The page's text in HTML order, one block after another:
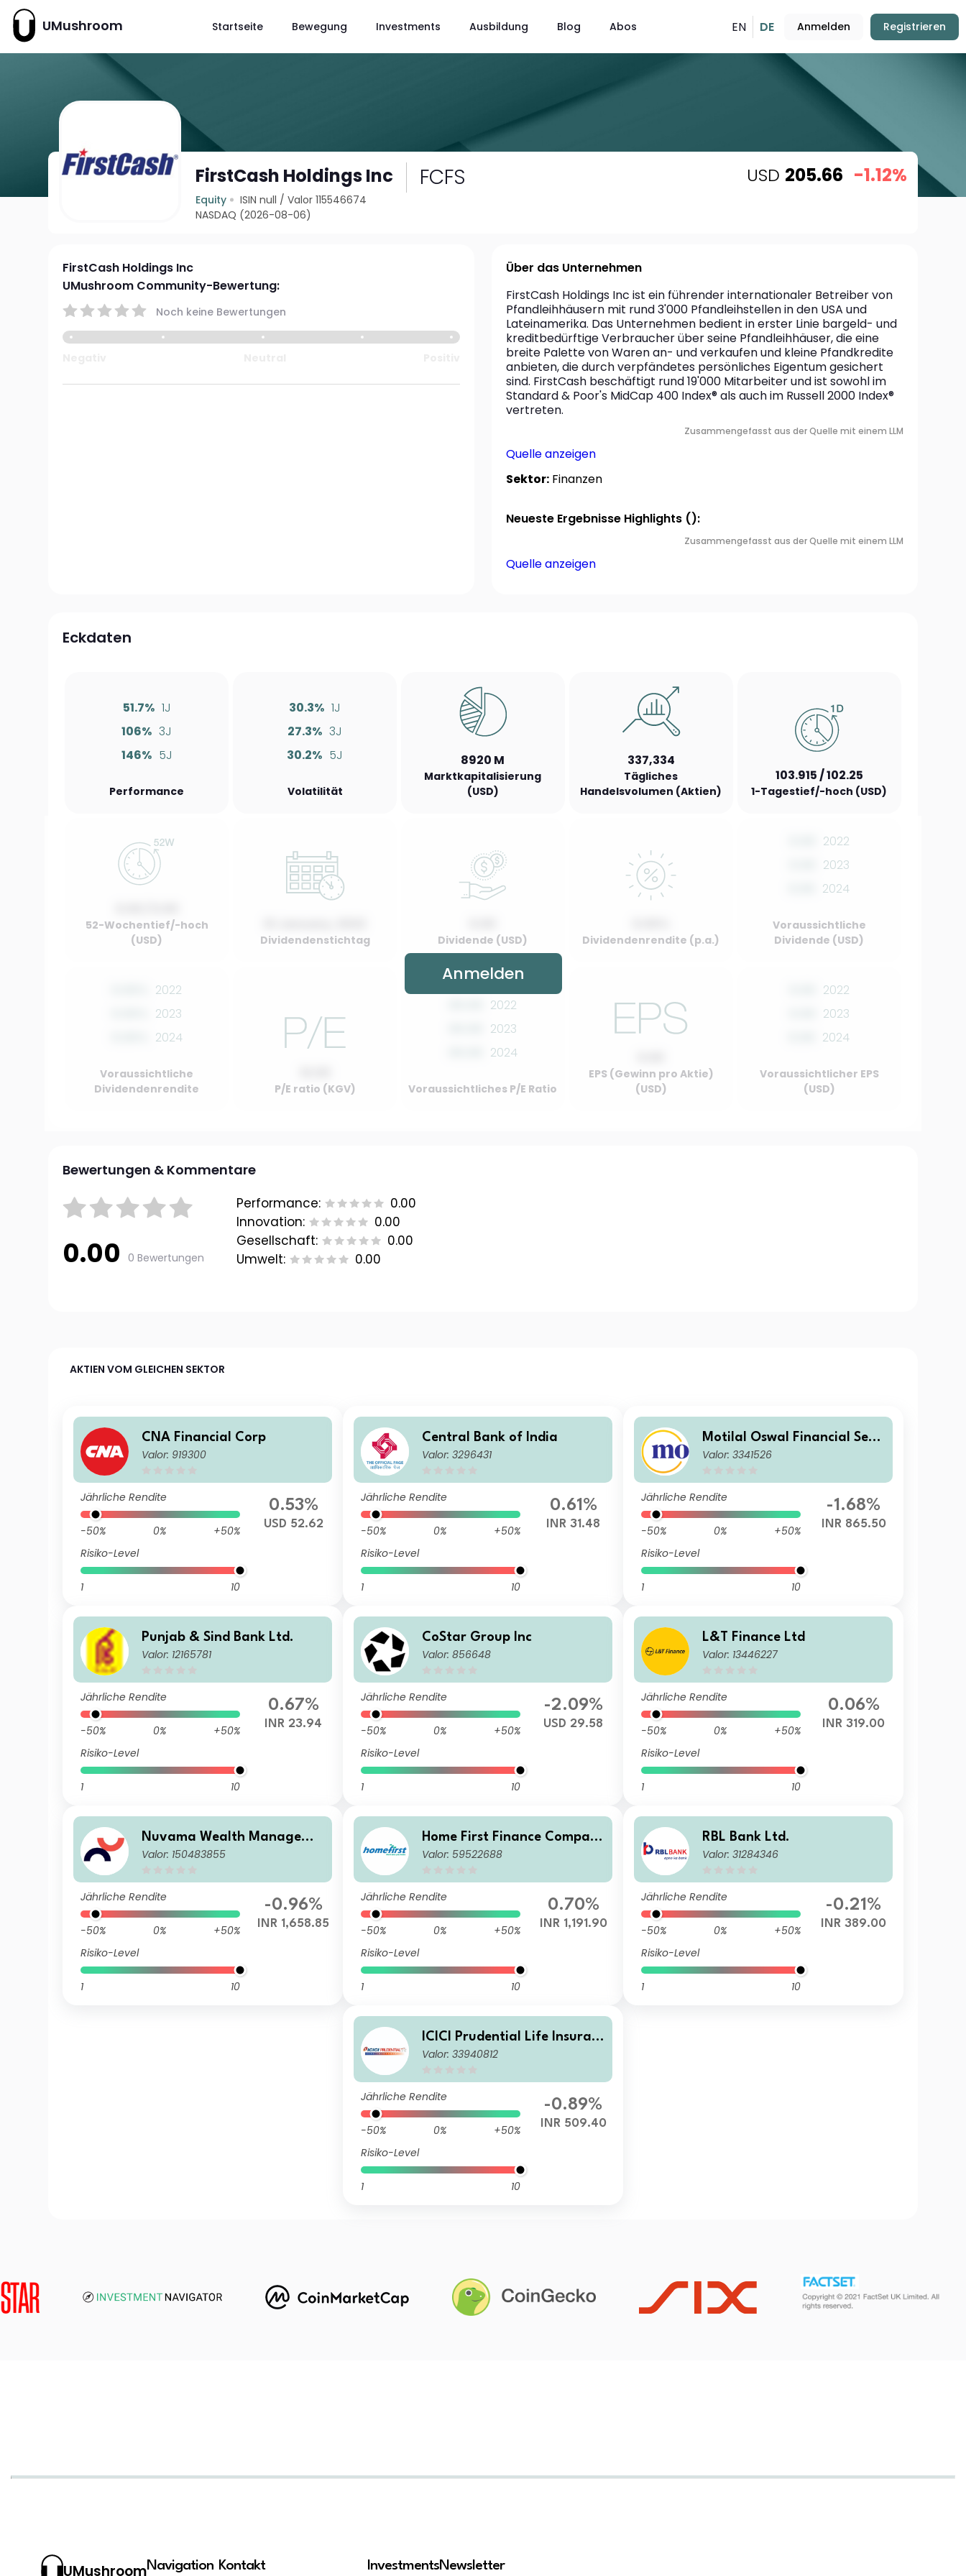
UMushroom Startseite Bewegung Investments Ausbildung Blog Abos EN DE Anmelden Registrieren
FirstCash Holdings Inc FCFS
Equity ISIN null /Valor 115546674
NASDAQ (2026-08-06)
USD 205.66 -1.12%
FirstCash Holdings Inc
UMushroom Community-Bewertung:
Noch keine Bewertungen
Über das Unternehmen
FirstCash Holdings Inc ist ein führender internationaler Betreiber von
Pfandleihhäusern mit rund 3'000 Pfandleihstellen in den USA und
Lateinamerika. Das Unternehmen bedient in erster Linie bargeld- und
kreditbedürftige Verbraucher über seine Pfandleihhäuser, die eine
breite Palette von Waren an- und verkaufen und kleine Pfandkredite
anbieten, die durch verpfändetes persönliches Eigentum gesichert
sind. FirstCash beschäftigt rund 19'000 Mitarbeiter und ist sowohl im
Standard & Poor's MidCap 400 Index® als auch im Russell 2000 Index®
vertreten.
Zusammengefasst aus der Quelle mit einem LLM
Quelle anzeigen
Sektor: Finanzen
Neueste Ergebnisse Highlights ():
Zusammengefasst aus der Quelle mit einem LLM
Quelle anzeigen
Eckdaten
51.7% 1J
106% 3J
146% 5J
Performance
30.3% 1J
27.3% 3J
30.2% 5J
Volatilität
8920 M
Marktkapitalisierung
(USD)
337,334
Tägliches
Handelsvolumen (Aktien)
103.915 / 102.25
1-Tagestief/-hoch (USD)
52-Wochentief/-hoch
(USD)
Dividendenstichtag Dividende (USD) Dividendenrendite (p.a.)
2022
2023
2024
Voraussichtliche
Dividende (USD)
2022
2023
2024
Voraussichtliche
Dividendenrendite
P/E ratio (KGV)
2022
2023
2024
Voraussichtliches P/E Ratio
EPS (Gewinn pro Aktie)
(USD)
2022
2023
2024
Voraussichtlicher EPS
(USD)
Anmelden
Bewertungen & Kommentare
0.00 0 Bewertungen
Performance:
0.00
Innovation:
0.00
Gesellschaft:
0.00
Umwelt:
0.00
AKTIEN VOM GLEICHEN SEKTOR
CNA Financial Corp
Valor: 919300
Jährliche Rendite
-50% 0%
+50%
Risiko-Level
1 10
0.53%
USD 52.62
Central Bank of India
Valor: 3296431
Jährliche Rendite
-50% 0%
+50%
Risiko-Level
1 10
0.61%
INR 31.48
Motilal Oswal Financial Serv
ices Limited
Valor: 3341526
Jährliche Rendite
-50% 0%
+50%
Risiko-Level
1 10
-1.68%
INR 865.50
Punjab & Sind Bank Ltd.
Valor: 12165781
Jährliche Rendite
-50% 0%
+50%
Risiko-Level
1 10
0.67%
INR 23.94
CoStar Group Inc
Valor: 856648
Jährliche Rendite
-50% 0%
+50%
Risiko-Level
1 10
-2.09%
USD 29.58
L&T Finance Ltd
Valor: 13446227
Jährliche Rendite
-50% 0%
+50%
Risiko-Level
1 10
0.06%
INR 319.00
Nuvama Wealth Manageme
nt Limited
Valor: 150483855
Jährliche Rendite
-50% 0%
+50%
Risiko-Level
1 10
-0.96%
INR 1,658.85
Home First Finance Compan
y India Ltd.
Valor: 59522688
Jährliche Rendite
-50% 0%
+50%
Risiko-Level
1 10
0.70%
INR 1,191.90
RBL Bank Ltd.
Valor: 31284346
Jährliche Rendite
-50% 0%
+50%
Risiko-Level
1 10
-0.21%
INR 389.00
ICICI Prudential Life Insuran
ce Co. Ltd.
Valor: 33940812
Jährliche Rendite
-50% 0%
+50%
Risiko-Level
1 10
-0.89%
INR 509.40
UMushroomNavigation Kontakt InvestmentsNewsletter